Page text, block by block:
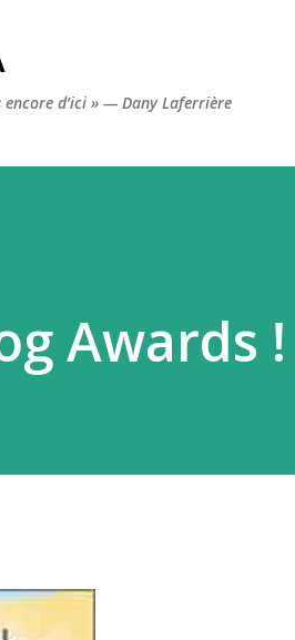
encore d’ici » — Dany Laferrière
Awards !